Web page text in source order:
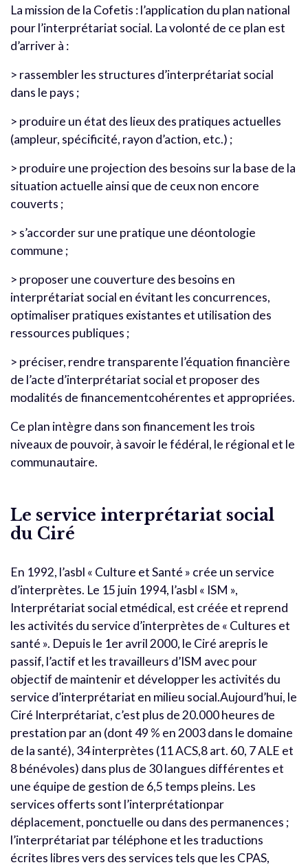
La mission de la Cofetis : l’application du plan national
pour l’interprétariat social. La volonté de ce plan est
d’arriver à :
> rassembler les structures d’interprétariat social
dans le pays ;
> produire un état des lieux des pratiques actuelles
(ampleur, spécificité, rayon d’action, etc.) ;
> produire une projection des besoins sur la base de la
situation actuelle ainsi que de ceux non encore
couverts ;
> s’accorder sur une pratique une déontologie
commune ;
> proposer une couverture des besoins en
interprétariat social en évitant les concurrences,
optimaliser pratiques existantes et utilisation des
ressources publiques ;
> préciser, rendre transparente l’équation financière
de l’acte d’interprétariat social et proposer des
modalités de financementcohérentes et appropriées.
Ce plan intègre dans son financement les trois
niveaux de pouvoir, à savoir le fédéral, le régional et le
communautaire.
Le service interprétariat social
du Ciré
En 1992, l’asbl « Culture et Santé » crée un service
d’interprètes. Le 15 juin 1994, l’asbl « ISM »,
Interprétariat social etmédical, est créée et reprend
les activités du service d’interprètes de « Cultures et
santé ». Depuis le 1er avril 2000, le Ciré arepris le
passif, l’actif et les travailleurs d’ISM avec pour
objectif de maintenir et développer les activités du
service d’interprétariat en milieu social.Aujourd’hui, le
Ciré Interprétariat, c’est plus de 20.000 heures de
prestation par an (dont 49 % en 2003 dans le domaine
de la santé), 34 interprètes (11 ACS,8 art. 60, 7 ALE et
8 bénévoles) dans plus de 30 langues différentes et
une équipe de gestion de 6,5 temps pleins. Les
services offerts sont l’interprétationpar
déplacement, ponctuelle ou dans des permanences ;
l’interprétariat par téléphone et les traductions
écrites libres vers des services tels que les CPAS,